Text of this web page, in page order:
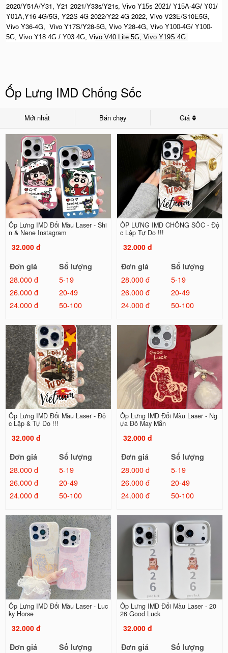
2020/Y51A/Y31, Y21 2021/Y33s/Y21s, Vivo Y15s 2021/ Y15A-4G/ Y01/
Y01A,Y16 4G/5G, Y22S 4G 2022/Y22 4G 2022, Vivo V23E/S10E5G,
Vivo Y36-4G, Vivo Y17S/Y28-5G, Vivo Y28-4G, Vivo Y100-4G/ Y100-
5G, Vivo Y18 4G / Y03 4G, Vivo V40 Lite 5G, Vivo Y19S 4G.
Ốp Lưng IMD Chống Sốc
Mới nhất Bán chạy Giá
Ốp Lưng IMD Đổi Màu Laser - Shi
n & Nene Instagram
32.000 đ
Đơn giá
Số lượng
28.000 đ
5-19
26.000 đ
20-49
24.000 đ
50-100
ỐP LƯNG IMD CHỐNG SỐC - Độ
c Lập Tự Do !!!
32.000 đ
Đơn giá
Số lượng
28.000 đ
5-19
26.000 đ
20-49
24.000 đ
50-100
Ốp Lưng IMD Đổi Màu Laser - Độ
c Lập & Tự Do !!!
32.000 đ
Đơn giá
Số lượng
28.000 đ
5-19
26.000 đ
20-49
24.000 đ
50-100
Ốp Lưng IMD Đổi Màu Laser - Ng
ựa Đỏ May Mắn
32.000 đ
Đơn giá
Số lượng
28.000 đ
5-19
26.000 đ
20-49
24.000 đ
50-100
Ốp Lưng IMD Đổi Màu Laser - Luc
ky Horse
32.000 đ
Đơn giá
Số lượng
Ốp Lưng IMD Đổi Màu Laser - 20
26 Good Luck
32.000 đ
Đơn giá
Số lượng